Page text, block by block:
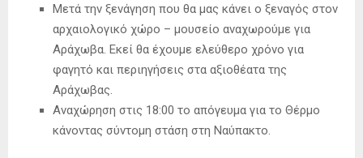
Μετά την ξενάγηση που θα μας κάνει ο ξεναγός στον
αρχαιολογικό χώρο – μουσείο αναχωρούμε για
Αράχωβα. Εκεί θα έχουμε ελεύθερο χρόνο για
φαγητό και περιηγήσεις στα αξιοθέατα της
Αράχωβας.
Αναχώρηση στις 18:00 το απόγευμα για το Θέρμο
κάνοντας σύντομη στάση στη Ναύπακτο.